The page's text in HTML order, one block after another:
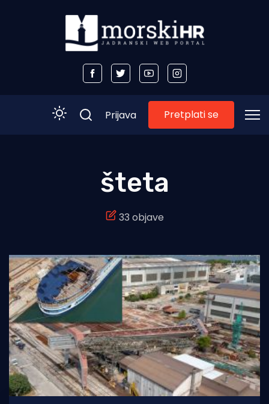
Otoci
Turizam i nautika
Pomorstvo
Ribolov
Ekologija
Tradicija i kultura
Prijava Pretplati se
šteta
33 objave